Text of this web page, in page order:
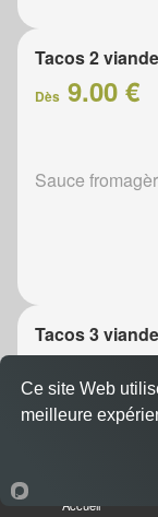
Tacos 2
Dès 9.00 €
Sauce
Tacos 3
11.00 €
Sauce
Accueil
Ce site Web
meilleure